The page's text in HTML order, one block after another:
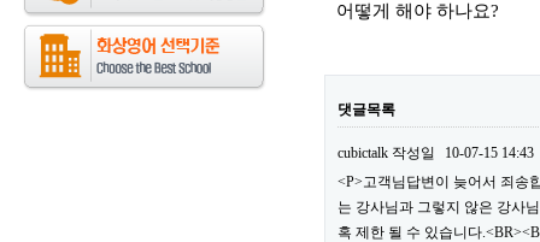
어떻게 해야 하나요?
댓글목록
cubictalk 작성일
10-07-15 14:43
<P>고객님답변이 늦어서 죄송
는 강사님과 그렇지 않은 강사
혹 제한 될 수 있습니다